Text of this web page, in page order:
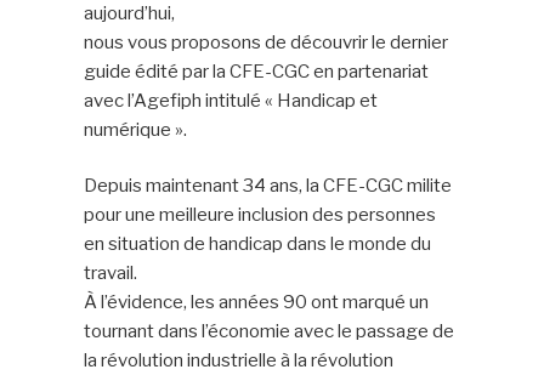
aujourd’hui,
nous vous proposons de découvrir le dernier
guide édité par la CFE-CGC en partenariat
avec l’Agefiph intitulé « Handicap et
numérique ».
Depuis maintenant 34 ans, la CFE-CGC milite
pour une meilleure inclusion des personnes
en situation de handicap dans le monde du
travail.
À l’évidence, les années 90 ont marqué un
tournant dans l’économie avec le passage de
la révolution industrielle à la révolution